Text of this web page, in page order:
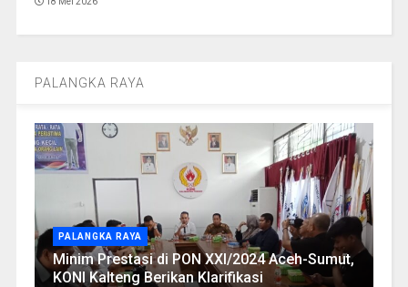
PALANGKA RAYA
PALANGKA RAYA
Minim Prestasi di PON XXI/2024 Aceh-Sumut,
KONI Kalteng Berikan Klarifikasi